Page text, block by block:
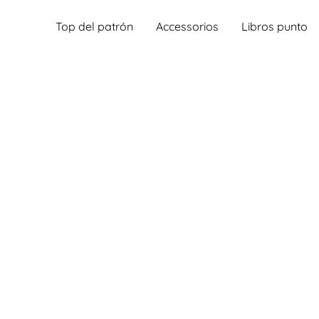
Top del patrón Accessorios Libros punto